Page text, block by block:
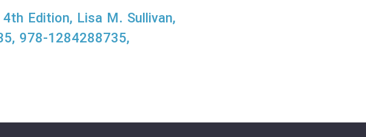
Edition, Lisa M. Sullivan,
978-1284288735,